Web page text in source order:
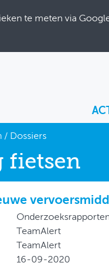
te meten via
/ Dossiers
fietsen
TeamAlert
TeamAlert
16-09-2020